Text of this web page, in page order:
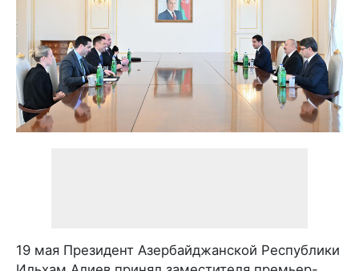
19 мая Президент Азербайджанской Республики